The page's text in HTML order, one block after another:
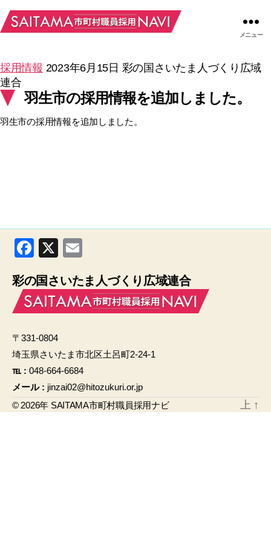
メニュー
採用情報 2023年6月15日 彩の国さいたま人づくり広域
連合
羽生市の採用情報を追加しました。
羽生市の採用情報を追加しました。
F
c
e
o
o
k
X
ail
彩の国さいたま人づくり広域連合
〒331-0804
埼玉県さいたま市北区土呂町2-24-1
℡ : 048-664-6684
メール : jinzai02@hitozukuri.or.jp
© 2026年 SAITAMA市町村職員採用ナビ 上 ↑